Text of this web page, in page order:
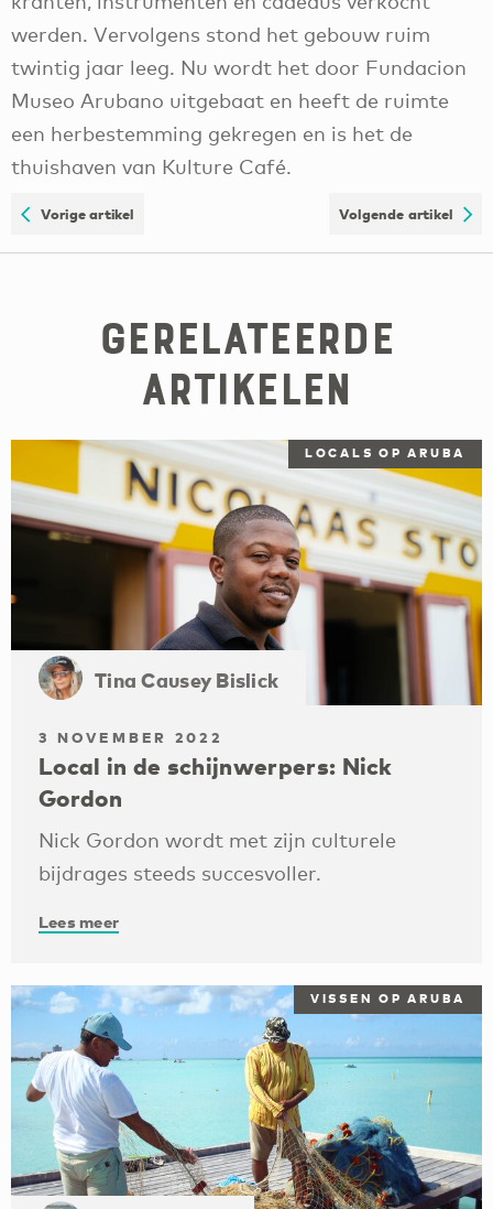
werden. Vervolgens stond het gebouw ruim
twintig jaar leeg. Nu wordt het door Fundacion
Museo Arubano uitgebaat en heeft de ruimte
een herbestemming gekregen en is het de
thuishaven van Kulture Café.
Vorige artikel Volgende artikel
Gerelateerde
artikelen
LOCALS OP ARUBA
Tina Causey Bislick
3 NOVEMBER 2022
Local in de schijnwerpers: Nick
Gordon
Nick Gordon wordt met zijn culturele
bijdrages steeds succesvoller.
Lees meer
VISSEN OP ARUBA